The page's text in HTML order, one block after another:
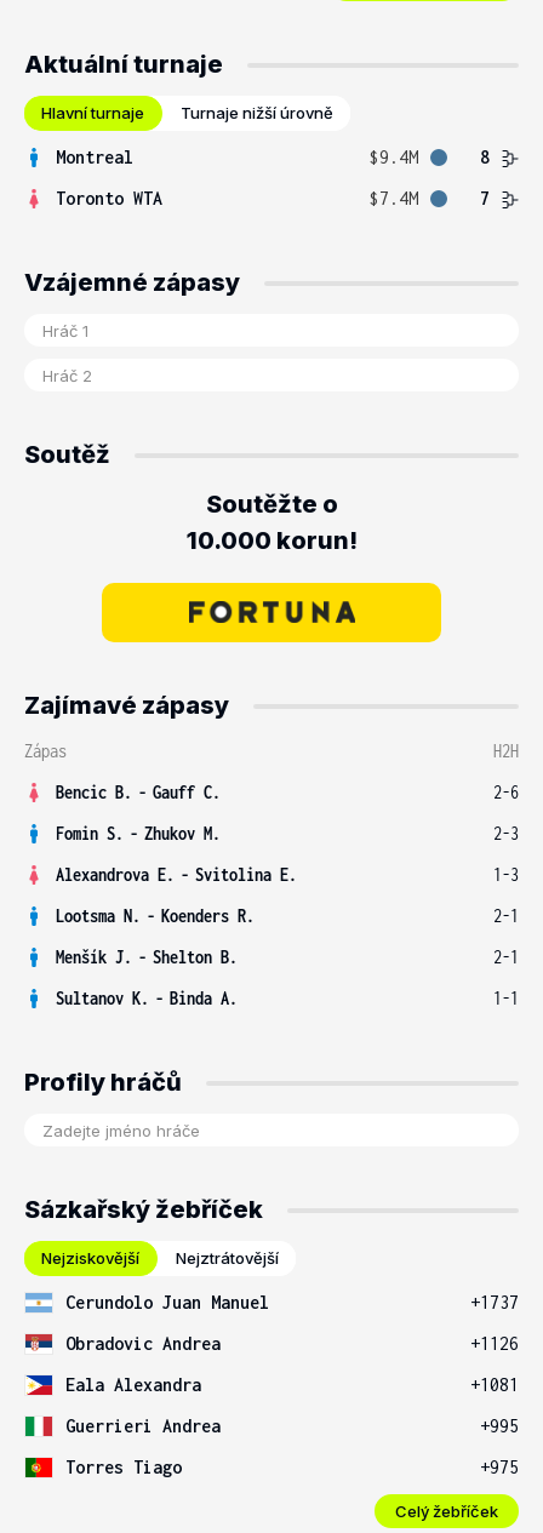
Aktuální turnaje
Hlavní turnaje Turnaje nižší úrovně
Montreal $9.4M
8
Toronto WTA
$7.4M 7
Vzájemné zápasy
Soutěž
Soutěžte o
10.000 korun!
Zajímavé zápasy
Zápas
H2H
Bencic B. - Gauff C.
2-6
Fomin S. - Zhukov M.
2-3
Alexandrova E. - Svitolina E.
1-3
Lootsma N. - Koenders R.
2-1
Menšík J. - Shelton B.
2-1
Sultanov K. - Binda A. 1-1
Profily hráčů
Sázkařský žebříček
Nejziskovější Nejztrátovější
Cerundolo Juan Manuel
+1737
Obradovic Andrea
+1126
Eala Alexandra
+1081
Guerrieri Andrea
+995
Torres Tiago
+975
Celý žebříček